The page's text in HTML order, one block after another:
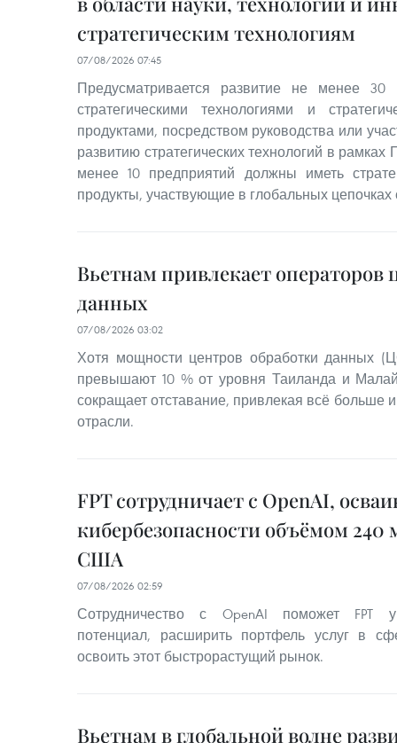
стратегическим технологиям
07/08/2026 07:45
Предусматривается развитие не менее 30
стратегическими технологиями и
продуктами, посредством руководства или
развитию стратегических технологий в
менее 10 предприятий должны иметь
продукты, участвующие в глобальных цепочках
Вьетнам привлекает операторов
данных
07/08/2026 03:02
Хотя мощности центров обработки данных
превышают 10 % от уровня Таиланда и
сокращает отставание, привлекая всё больше
отрасли.
FPT сотрудничает с OpenAI,
кибербезопасности объёмом 240
США
07/08/2026 02:59
Сотрудничество с OpenAI поможет FPT
потенциал, расширить портфель услуг в
освоить этот быстрорастущий рынок.
Вьетнам в глобальной волне